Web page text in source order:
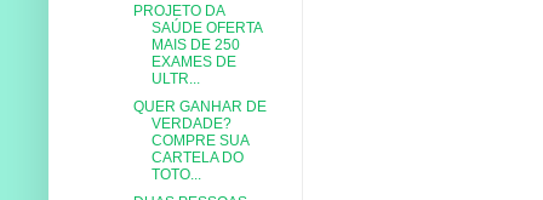
PROJETO DA
SAÚDE OFERTA
MAIS DE 250
EXAMES DE
ULTR...
QUER GANHAR DE
VERDADE?
COMPRE SUA
CARTELA DO
TOTO...